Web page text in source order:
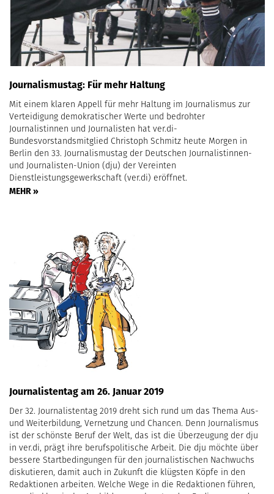
Journalismustag: Für mehr Haltung
Mit einem klaren Appell für mehr Haltung im Journalismus zur
Verteidigung demokratischer Werte und bedrohter
Journalistinnen und Journalisten hat ver.di-
Bundesvorstandsmitglied Christoph Schmitz heute Morgen in
Berlin den 33. Journalismustag der Deutschen Journalistinnen-
und Journalisten-Union (dju) der Vereinten
Dienstleistungsgewerkschaft (ver.di) eröffnet.
MEHR »
Journalistentag am 26. Januar 2019
Der 32. Journalistentag 2019 dreht sich rund um das Thema Aus-
und Weiterbildung, Vernet­zung und Chancen. Denn Journalismus
ist der schönste Beruf der Welt, das ist die Überzeugung der dju
in ver.di, prägt ihre berufspolitische Arbeit. Die dju möchte über
bessere Startbedingungen für den journalistischen Nachwuchs
diskutieren, damit auch in Zukunft die klügsten Köpfe in den
Redaktionen arbeiten. Wel­che Wege in die Redaktionen führen,